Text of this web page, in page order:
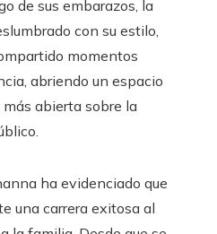
de sus embarazos, la
con su estilo,
momentos
abriendo un espacio
abierta sobre la
ha evidenciado que
una carrera exitosa al